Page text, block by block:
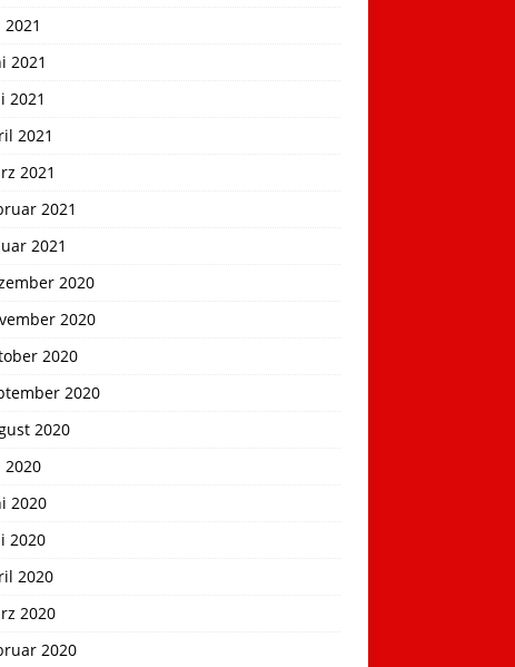
2021
2021
2021
2021
2021
2021
2021
2020
2020
2020
2020
2020
2020
2020
2020
2020
2020
2020